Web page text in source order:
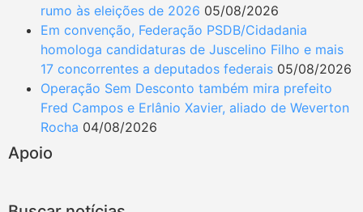
rumo às eleições de 2026 05/08/2026
Em convenção, Federação PSDB/Cidadania
homologa candidaturas de Juscelino Filho e mais
17 concorrentes a deputados federais 05/08/2026
Operação Sem Desconto também mira prefeito
Fred Campos e Erlânio Xavier, aliado de Weverton
Rocha 04/08/2026
Apoio